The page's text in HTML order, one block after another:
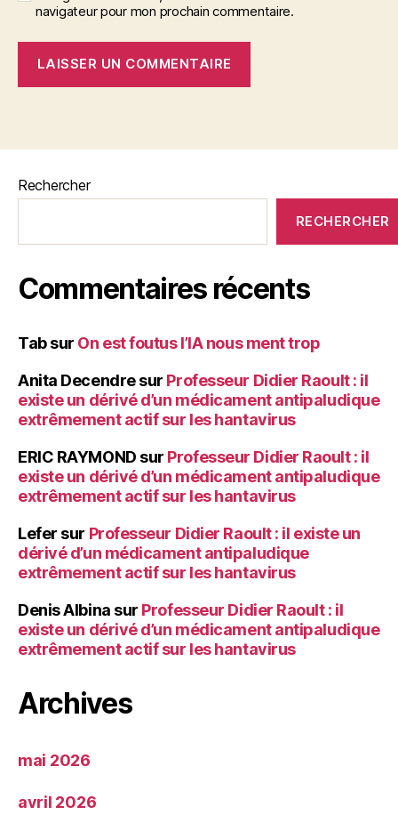
navigateur pour mon prochain commentaire.
Rechercher
RECHERCHER
Commentaires récents
Tabsur On est foutus l’IA nous ment trop
Anita Decendresur Professeur Didier Raoult : il
existe un dérivé d’un médicament antipaludique
extrêmement actif sur les hantavirus
ERIC RAYMOND sur Professeur Didier Raoult : il
existe un dérivé d’un médicament antipaludique
extrêmement actif sur les hantavirus
Lefer sur Professeur Didier Raoult : il existe un
dérivé d’un médicament antipaludique
extrêmement actif sur les hantavirus
Denis Albina sur Professeur Didier Raoult : il
existe un dérivé d’un médicament antipaludique
extrêmement actif sur les hantavirus
Archives
mai 2026
avril 2026